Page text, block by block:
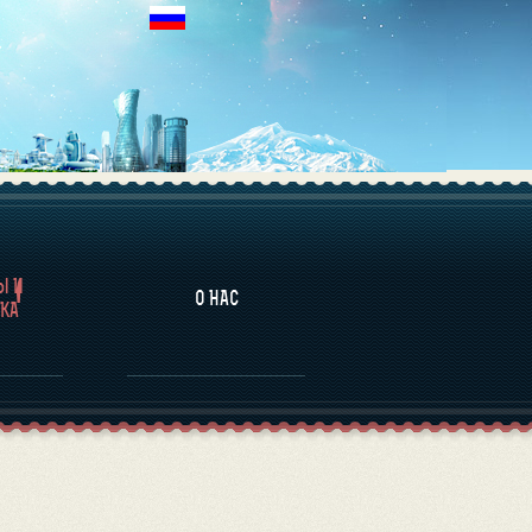
И
О НАС